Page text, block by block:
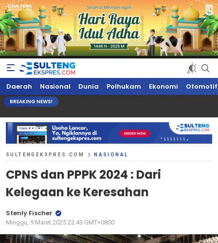
Sultengekspres.com
Berita Seputar Sulteng Hari Ini, Update Terkini, Suaranya Rakyat
Sulteng
Daerah Nasional Dunia Polhukam Ekonomi Otomotif
BREAKING NEWS!
SULTENGEKSPRES.COM NASIONAL
CPNS dan PPPK 2024 : Dari
Kelegaan ke Keresahan
Stenly Fischer
Minggu, 9 Maret 2025 22:43 GMT+0800